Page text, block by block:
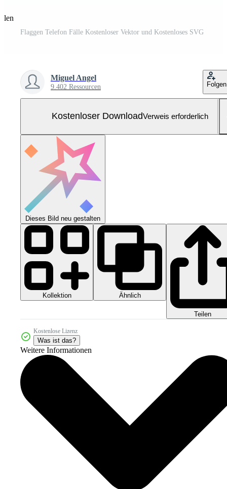
Flaggen Telefon Fälle Kostenloser Vektor und Kostenloses SVG
Miguel Angel
9.402 Ressourcen Folgen
Kostenloser DownloadVerweis erforderlich
Dieses Bild neu gestalten
Kollektion Ähnlich
Teilen
Kostenlose Lizenz
Was ist das?
Weitere Informationen